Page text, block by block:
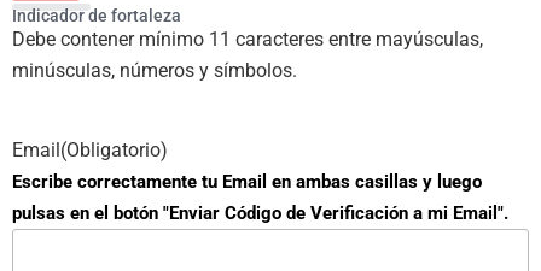
Indicador de fortaleza
Debe contener mínimo 11 caracteres entre mayúsculas,
minúsculas, números y símbolos.
Email(Obligatorio)
Escribe correctamente tu Email en ambas casillas y luego
pulsas en el botón "Enviar Código de Verificación a mi Email".